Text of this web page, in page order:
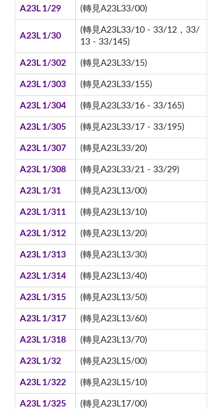
A23L 1/29 (轉見A23L33/00)
A23L 1/30
(轉見A23L33/10 - 33/12，33/
13 - 33/145)
A23L 1/302 (轉見A23L33/15)
A23L 1/303 (轉見A23L33/155)
A23L 1/304 (轉見A23L33/16 - 33/165)
A23L 1/305 (轉見A23L33/17 - 33/195)
A23L 1/307 (轉見A23L33/20)
A23L 1/308 (轉見A23L33/21 - 33/29)
A23L 1/31 (轉見A23L13/00)
A23L 1/311 (轉見A23L13/10)
A23L 1/312 (轉見A23L13/20)
A23L 1/313 (轉見A23L13/30)
A23L 1/314 (轉見A23L13/40)
A23L 1/315 (轉見A23L13/50)
A23L 1/317 (轉見A23L13/60)
A23L 1/318 (轉見A23L13/70)
A23L 1/32 (轉見A23L15/00)
A23L 1/322 (轉見A23L15/10)
A23L 1/325 (轉見A23L17/00)